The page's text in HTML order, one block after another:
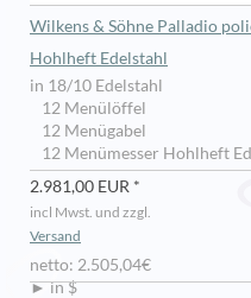
Wilkens & Söhne Palladio
Hohlheft Edelstahl
in 18/10 Edelstahl
12 Menülöffel
12 Menügabel
12 Menümesser Hohlheft
2.981,00 EUR *
incl Mwst. und zzgl.
Versand
netto: 2.505,04€
► in $